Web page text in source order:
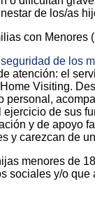
de los/as
con Menores
de los
atención: el
Visiting.
de sus
y de apoyo
y carezcan de
menores de
sociales y/o que